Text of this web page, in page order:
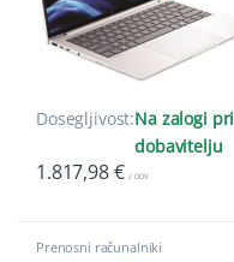
Dosegljivost:Na zalogi pri
dobavitelju
1.817,98€ z DDV
Prenosni računalniki